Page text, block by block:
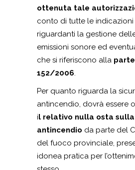
ottenuta tale
conto di tutte le indicazioni
riguardanti la gestione
emissioni sonore ed
che si riferiscono alla
152/2006.
Per quanto riguarda la
antincendio, dovrà essere
il relativo nulla osta sulla
antincendio da parte del
del fuoco provinciale,
idonea pratica per